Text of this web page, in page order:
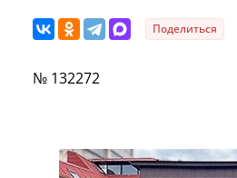
Поделиться
№ 132272